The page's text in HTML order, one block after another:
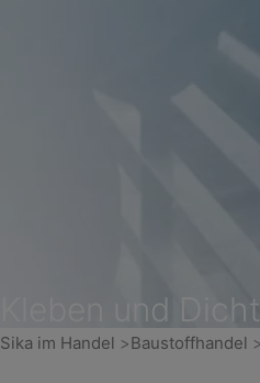
Kleben und
Sika im Handel Baustoffhandel